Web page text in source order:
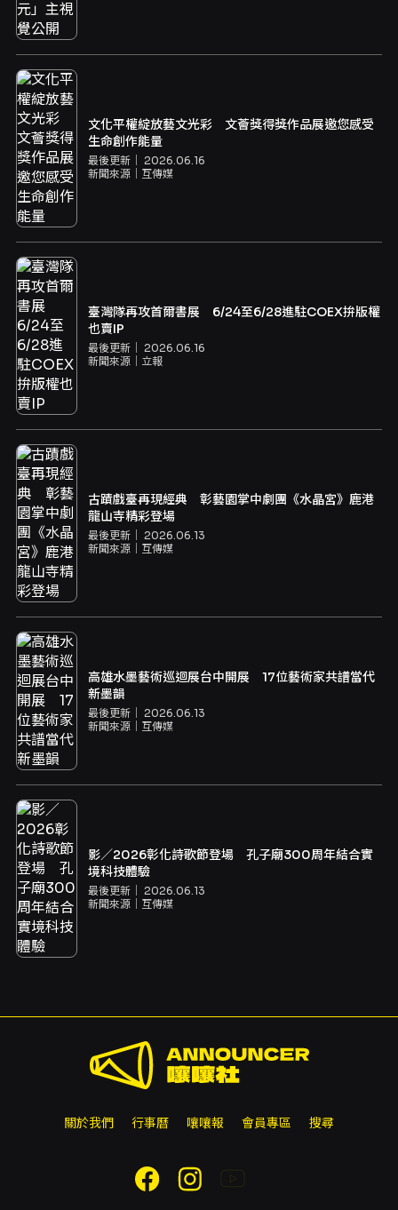
文化平權綻放藝文光彩 文薈獎得獎作品展邀您感受
生命創作能量
最後更新｜ 2026.06.16
新聞來源｜ 互傳媒
臺灣隊再攻首爾書展 6/24至6/28進駐COEX拚版權
也賣IP
最後更新｜ 2026.06.16
新聞來源｜ 立報
古蹟戲臺再現經典 彰藝園掌中劇團《水晶宮》鹿港
龍山寺精彩登場
最後更新｜ 2026.06.13
新聞來源｜ 互傳媒
高雄水墨藝術巡迴展台中開展 17位藝術家共譜當代
新墨韻
最後更新｜ 2026.06.13
新聞來源｜ 互傳媒
影／2026彰化詩歌節登場 孔子廟300周年結合實
境科技體驗
最後更新｜ 2026.06.13
新聞來源｜ 互傳媒
關於我們 行事曆 嚷嚷報 會員專區 搜尋